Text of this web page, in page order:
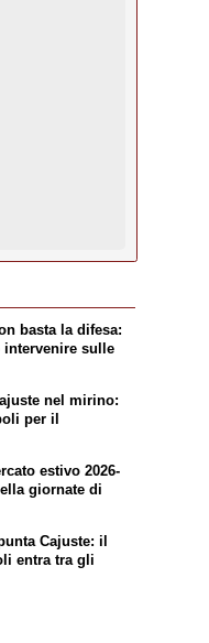
basta la difesa:
intervenire sulle
nel mirino:
per il
estivo 2026-
giornate di
Cajuste: il
entra tra gli